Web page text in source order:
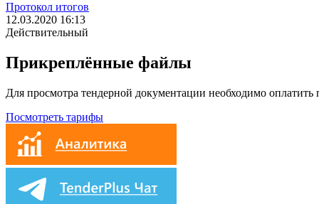
Протокол итогов
12.03.2020 16:13
Действительный
Прикреплённые файлы
Для просмотра тендерной документации необходимо оплатить
Посмотреть тарифы